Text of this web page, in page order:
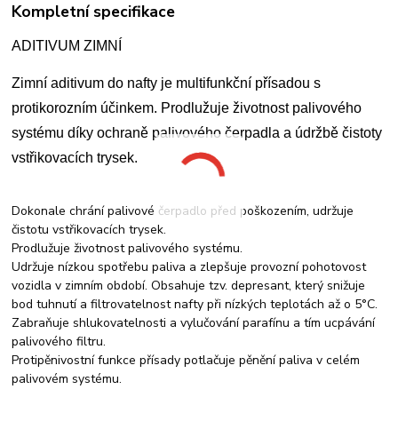
Kompletní specifikace
ADITIVUM ZIMNÍ
Zimní aditivum do nafty je multifunkční přísadou s
protikorozním účinkem. Prodlužuje životnost palivového
systému díky ochraně palivového čerpadla a údržbě čistoty
vstřikovacích trysek.
Dokonale chrání palivové čerpadlo před poškozením, udržuje
čistotu vstřikovacích trysek.
Prodlužuje životnost palivového systému.
Udržuje nízkou spotřebu paliva a zlepšuje provozní pohotovost
vozidla v zimním období. Obsahuje tzv. depresant, který snižuje
bod tuhnutí a filtrovatelnost nafty při nízkých teplotách až o 5°C.
Zabraňuje shlukovatelnosti a vylučování parafínu a tím ucpávání
palivového filtru.
Protipěnivostní funkce přísady potlačuje pěnění paliva v celém
palivovém systému.